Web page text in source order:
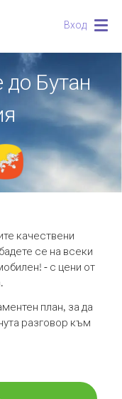
Вход
до Бутан
качествени
се на всеки
- с цени от
план, за да
разговор към